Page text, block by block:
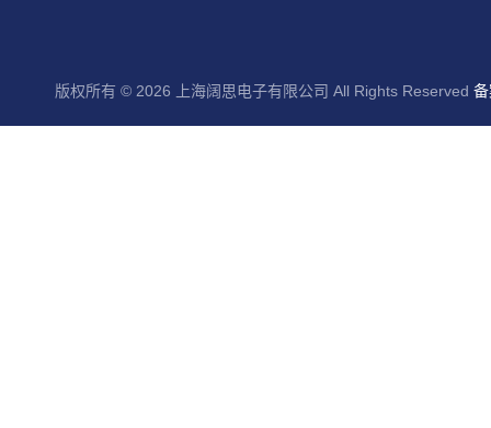
版权所有 © 2026 上海阔思电子有限公司 All Rights Reserved